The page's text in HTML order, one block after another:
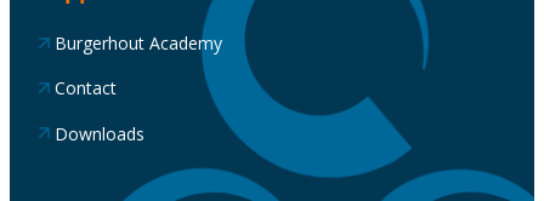
Burgerhout Academy
Contact
Downloads